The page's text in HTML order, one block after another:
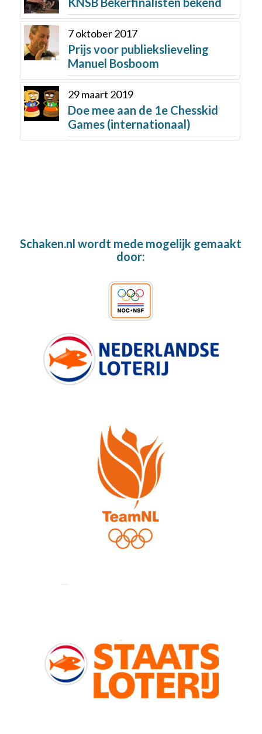
7 oktober 2017
Prijs voor publiekslieveling
Manuel Bosboom
29 maart 2019
Doe mee aan de 1e Chesskid
Games (internationaal)
Schaken.nl wordt mede mogelijk gemaakt
door: